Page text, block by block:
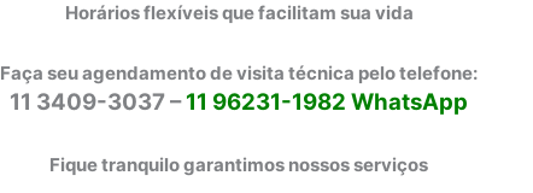
Horários flexíveis que facilitam sua vida
Faça seu agendamento de visita técnica pelo telefone:
11 3409-3037 –11 96231-1982 WhatsApp
Fique tranquilo garantimos nossos serviços